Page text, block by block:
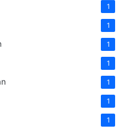
1
1
1
1
1
1
1